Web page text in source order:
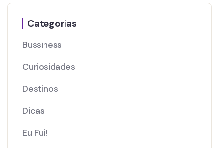
Categorias
Bussiness
Curiosidades
Destinos
Dicas
Eu Fui!